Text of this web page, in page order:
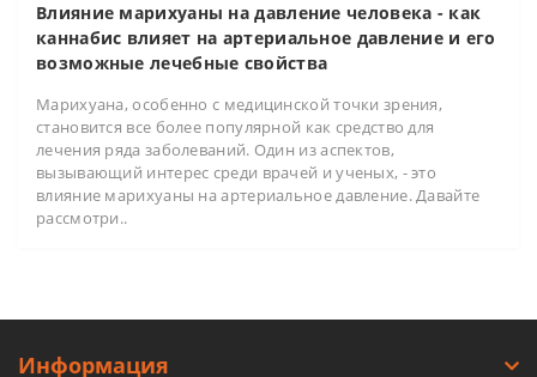
Влияние марихуаны на давление человека - как
каннабис влияет на артериальное давление и его
возможные лечебные свойства
Марихуана, особенно с медицинской точки зрения,
становится все более популярной как средство для
лечения ряда заболеваний. Один из аспектов,
вызывающий интерес среди врачей и ученых, - это
влияние марихуаны на артериальное давление. Давайте
рассмотри..
Информация